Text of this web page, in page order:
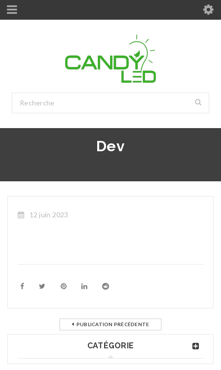
Dev
12 juin 2023
PUBLICATION PRÉCÉDENTE
CATÉGORIE